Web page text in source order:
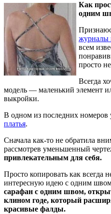
Как
одним
журналы
всем
просто
Всегда
модель — маленький элемент
выкройки.
В одном из последних номеров
платья.
Сначала как-то не обратила
рассмотрев уменьшенный
привлекательным для себя.
Просто копировать как всегда
интересную идею с одним
сарафан с одним швом,
клином годе, который
красивые фалды.